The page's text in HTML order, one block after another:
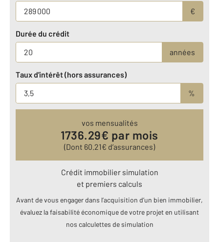
€
Durée du crédit
années
Taux d'intérêt (hors assurances)
%
vos mensualités
1736.29€ par mois
(Dont 60.21€ d’assurances)
Crédit immobilier simulation
et premiers calculs
Avant de vous engager dans l’acquisition d’un bien immobilier,
évaluez la faisabilité économique de votre projet en utilisant
nos calculettes de simulation